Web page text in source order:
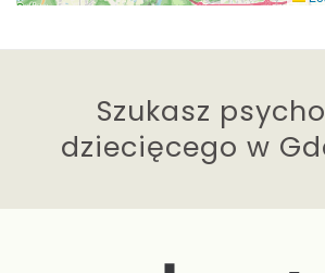
Szukasz
dziecięcego w